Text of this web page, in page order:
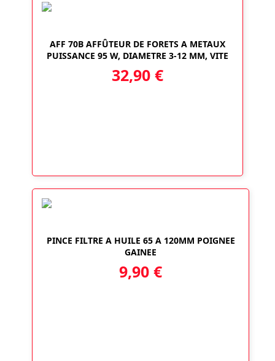
AFF 70B AFFÛTEUR DE FORETS A METAUX
PUISSANCE 95 W, DIAMETRE 3-12 MM, VITE
32,90 €
PINCE FILTRE A HUILE 65 A 120MM POIGNEE
GAINEE
9,90 €